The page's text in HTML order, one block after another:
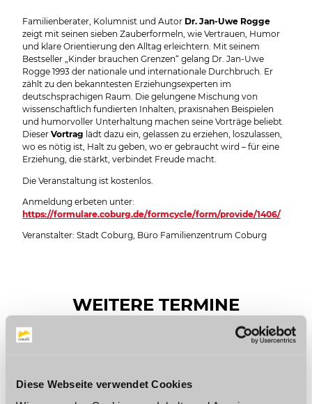
Diese Webseite verwendet Cookies
Familienberater, Kolumnist und Autor Dr. Jan-Uwe Rogge
zeigt mit seinen sieben Zauberformeln, wie Vertrauen, Humor
und klare Orientierung den Alltag erleichtern. Mit seinem
Bestseller „Kinder brauchen Grenzen“ gelang Dr. Jan-Uwe
Rogge 1993 der nationale und internationale Durchbruch. Er
zählt zu den bekanntesten Erziehungsexperten im
deutschsprachigen Raum. Die gelungene Mischung von
wissenschaftlich fundierten Inhalten, praxisnahen Beispielen
und humorvoller Unterhaltung machen seine Vorträge beliebt.
Dieser Vortrag lädt dazu ein, gelassen zu erziehen, loszulassen,
wo es nötig ist, Halt zu geben, wo er gebraucht wird – für eine
Erziehung, die stärkt, verbindet Freude macht.
Die Veranstaltung ist kostenlos.
Anmeldung erbeten unter:
https://formulare.coburg.de/formcycle/form/provide/1406/
Veranstalter: Stadt Coburg, Büro Familienzentrum Coburg
WEITERE TERMINE
16:30 Uhr